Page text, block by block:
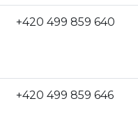
+420 499 859 640
+420 499 859 646